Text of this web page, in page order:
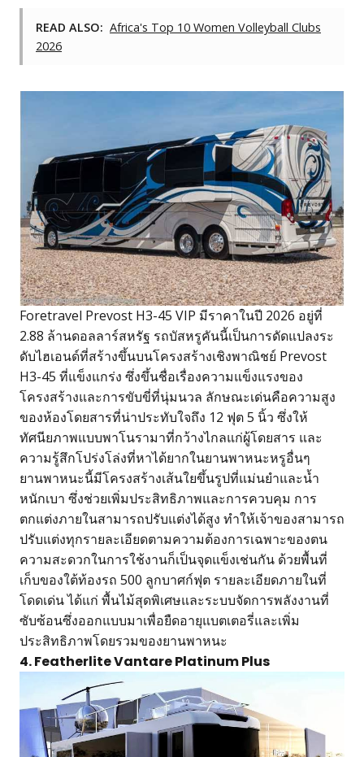
READ ALSO: Africa's Top 10 Women Volleyball Clubs
2026
Foretravel Prevost H3-45 VIP มีราคาในปี 2026 อยู่ที่
2.88 ล้านดอลลาร์สหรัฐ รถบัสหรูคันนี้เป็นการดัดแปลงระ
ดับไฮเอนด์ที่สร้างขึ้นบนโครงสร้างเชิงพาณิชย์ Prevost
H3-45 ที่แข็งแกร่ง ซึ่งขึ้นชื่อเรื่องความแข็งแรงของ
โครงสร้างและการขับขี่ที่นุ่มนวล ลักษณะเด่นคือความสูง
ของห้องโดยสารที่น่าประทับใจถึง 12 ฟุต 5 นิ้ว ซึ่งให้
ทัศนียภาพแบบพาโนรามาที่กว้างไกลแก่ผู้โดยสาร และ
ความรู้สึกโปร่งโล่งที่หาได้ยากในยานพาหนะหรูอื่นๆ
ยานพาหนะนี้มีโครงสร้างเส้นใยขึ้นรูปที่แม่นยำและน้ำ
หนักเบา ซึ่งช่วยเพิ่มประสิทธิภาพและการควบคุม การ
ตกแต่งภายในสามารถปรับแต่งได้สูง ทำให้เจ้าของสามารถ
ปรับแต่งทุกรายละเอียดตามความต้องการเฉพาะของตน
ความสะดวกในการใช้งานก็เป็นจุดแข็งเช่นกัน ด้วยพื้นที่
เก็บของใต้ท้องรถ 500 ลูกบาศก์ฟุต รายละเอียดภายในที่
โดดเด่น ได้แก่ พื้นไม้สุดพิเศษและระบบจัดการพลังงานที่
ซับซ้อนซึ่งออกแบบมาเพื่อยืดอายุแบตเตอรี่และเพิ่ม
ประสิทธิภาพโดยรวมของยานพาหนะ
4. Featherlite Vantare Platinum Plus